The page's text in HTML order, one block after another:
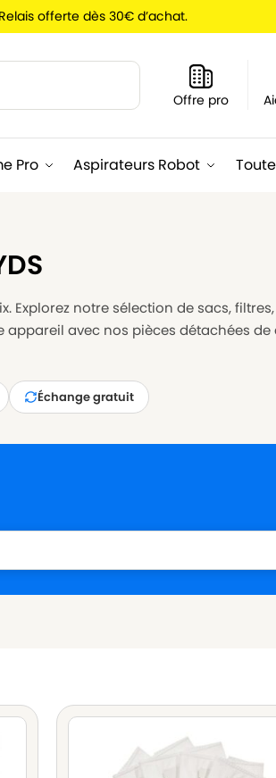
offerte dès 30€ d’achat.
Offre pro
Pro Aspirateurs Robot
Explorez notre sélection de sacs,
appareil avec nos pièces détachées
Échange gratuit